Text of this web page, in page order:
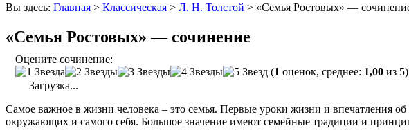
Вы здесь: Главная > Классическая > Л. Н. Толстой > «Семья Ростовых» —
«Семья Ростовых» — сочинение
Оцените сочинение:
(1 оценок, среднее: 1,00 из 5)
Загрузка...
Самое важное в жизни человека – это семья. Первые уроки жизни и впечатления
окружающих и самого себя. Большое значение имеют семейные традиции и